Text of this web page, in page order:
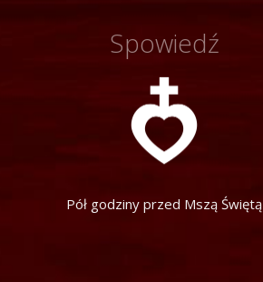
Spowiedź
Pół godziny przed Mszą Świętą